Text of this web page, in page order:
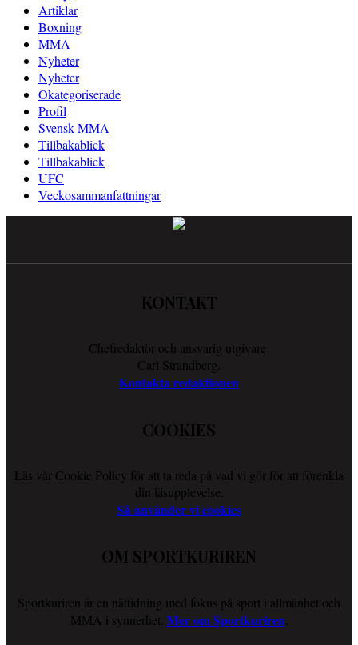
Artiklar
Boxning
MMA
Nyheter
Nyheter
Okategoriserade
Profil
Svensk MMA
Tillbakablick
Tillbakablick
UFC
Veckosammanfattningar
KONTAKT
Chefredaktör och ansvarig utgivare:
Carl Strandberg.
Kontakta redaktionen
COOKIES
Läs vår Cookie Policy för att ta reda på vad vi gör för att förenkla
din läsupplevelse.
Så använder vi cookies
OM SPORTKURIREN
Sportkuriren är en nättidning med fokus på sport i allmänhet och
MMA i synnerhet. Mer om Sportkuriren